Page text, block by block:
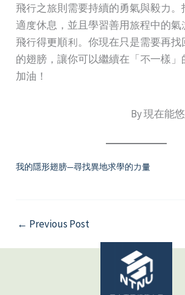
飛行之旅則需要持續的勇氣與毅力。
適度休息，並且學習善用旅程中的
飛行得更順利。你現在只是需要再找
的翅膀，讓你可以繼續在「不一樣」
加油！
By 現在能
我的隱形翅膀—尋找異地求學的力量
← Previous Post